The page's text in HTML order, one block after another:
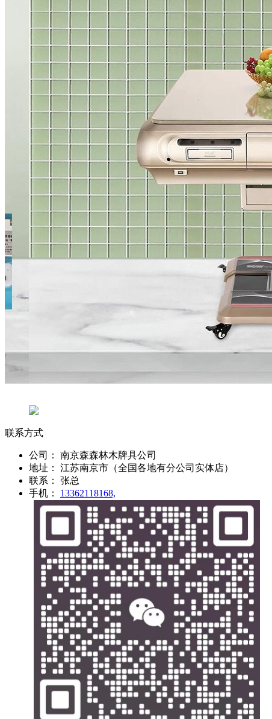
联系方式
公司：
南京森森林木牌具公司
地址：
江苏南京市（全国各地有分公司实体店）
联系：
张总
手机：
13362118168,